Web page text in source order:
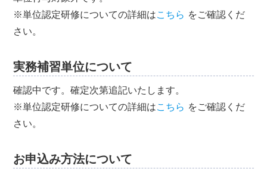
※単位認定研修についての詳細はこちら をご確認くだ
さい。
実務補習単位について
確認中です。確定次第追記いたします。
※単位認定研修についての詳細はこちら をご確認くだ
さい。
お申込み方法について